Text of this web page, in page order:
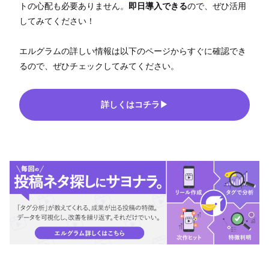
トの心配も必要ありません。
即日導入できるので、ぜひ活用
してみてください！
エルグラムの詳しい情報は以下のページからすぐに確認でき
るので、ぜひチェックしてみてください。
詳しくはコチラ▶